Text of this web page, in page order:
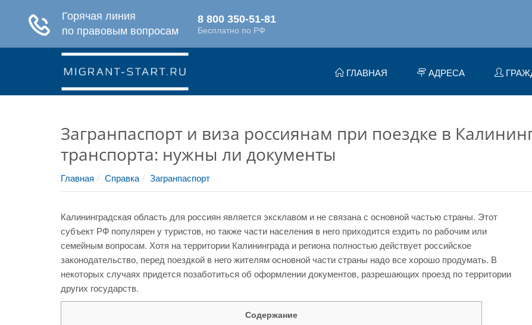
ГЛАВНАЯ АДРЕСА
Загранпаспорт и виза россиянам при поездке в
транспорта: нужны ли документы
Главная Справка Загранпаспорт
Калининградская область для россиян является эксклавом и не связана с основной частью страны. Этот
субъект РФ популярен у туристов, но также части населения в него приходится ездить по рабочим или
семейным вопросам. Хотя на территории Калининграда и региона полностью действует российское
законодательство, перед поездкой в него жителям основной части страны надо все хорошо продумать. В
некоторых случаях придется позаботиться об оформлении документов, разрешающих проезд по территории
других государств.
Содержание